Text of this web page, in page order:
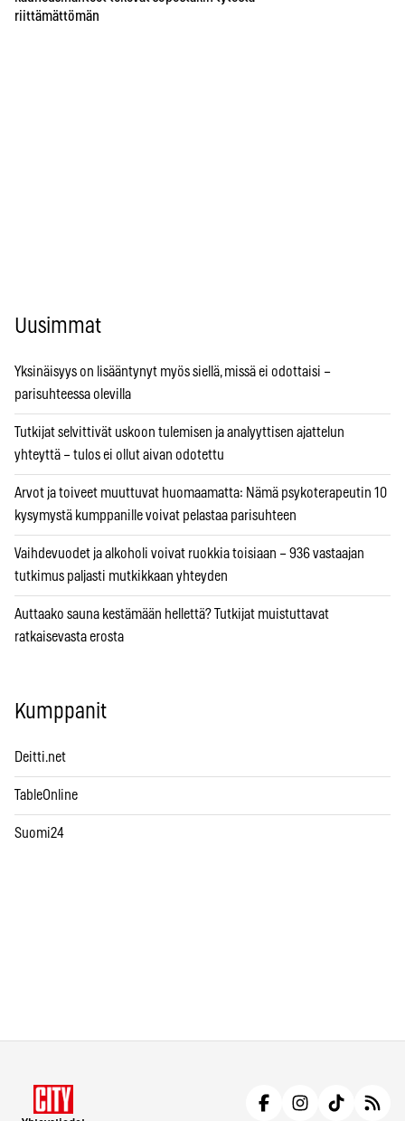
riittämättömän
Uusimmat
Yksinäisyys on lisääntynyt myös siellä, missä ei odottaisi –
parisuhteessa olevilla
Tutkijat selvittivät uskoon tulemisen ja analyyttisen ajattelun
yhteyttä – tulos ei ollut aivan odotettu
Arvot ja toiveet muuttuvat huomaamatta: Nämä psykoterapeutin 10
kysymystä kumppanille voivat pelastaa parisuhteen
Vaihdevuodet ja alkoholi voivat ruokkia toisiaan – 936 vastaajan
tutkimus paljasti mutkikkaan yhteyden
Auttaako sauna kestämään hellettä? Tutkijat muistuttavat
ratkaisevasta erosta
Kumppanit
Deitti.net
TableOnline
Suomi24